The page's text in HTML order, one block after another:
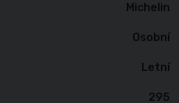
Michelin
Osobní
Letní
295